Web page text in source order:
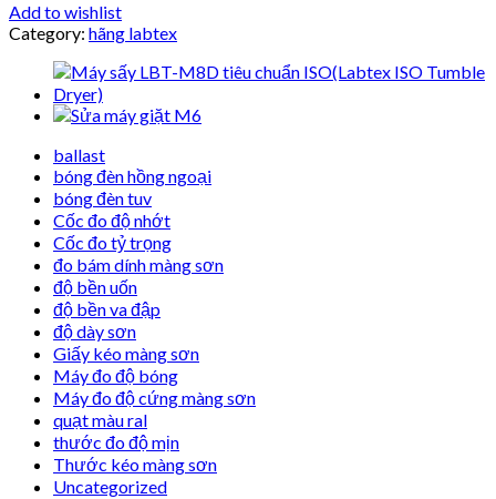
Add to wishlist
Category: hãng labtex
ballast
bóng đèn hồng ngoại
bóng đèn tuv
Cốc đo độ nhớt
Cốc đo tỷ trọng
đo bám dính màng sơn
độ bền uốn
độ bền va đập
độ dày sơn
Giấy kéo màng sơn
Máy đo độ bóng
Máy đo độ cứng màng sơn
quạt màu ral
thước đo độ mịn
Thước kéo màng sơn
Uncategorized